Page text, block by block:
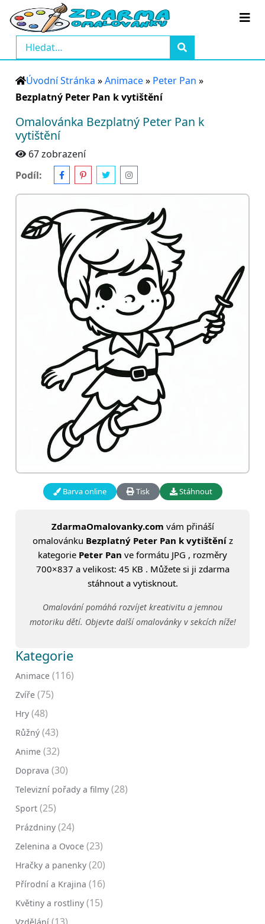
Úvodní Stránka »Animace» Peter Pan »
Bezplatný Peter Pan k vytištění
Omalovánka Bezplatný Peter Pan k
vytištění
67 zobrazení
Podíl:
Barva online Tisk Stáhnout
ZdarmaOmalovanky.com vám přináší
omalovánku Bezplatný Peter Pan k vytištěníz
kategorie Peter Pan ve formátu JPG , rozměry
700×837 a velikost: 45 KB . Můžete si ji zdarma
stáhnout a vytisknout.
Omalování pomáhá rozvíjet kreativitu a jemnou
motoriku dětí. Objevte další omalovánky v sekcích níže!
Kategorie
Animace (116)
Zvíře (75)
Hry (48)
Růžný (43)
Anime (32)
Doprava (30)
Televizní pořady a filmy (28)
Sport (25)
Prázdniny (24)
Zelenina a Ovoce (23)
Hračky a panenky (20)
Přírodní a Krajina (16)
Květiny a rostliny (15)